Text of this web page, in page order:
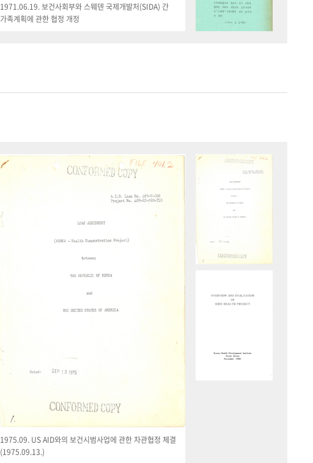
1971.06.19. 보건사회부와 스웨덴 국제개발처(SIDA) 간
가족계획에 관한 협정 개정
1975.09. US AID와의 보건시범사업에 관한 차관협정 체결
(1975.09.13.)